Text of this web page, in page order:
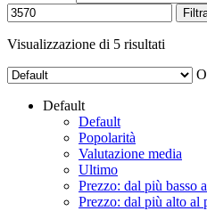
Visualizzazione di 5 risultati
Default
Default
Popolarità
Valutazione media
Ultimo
Prezzo: dal più basso
Prezzo: dal più alto al